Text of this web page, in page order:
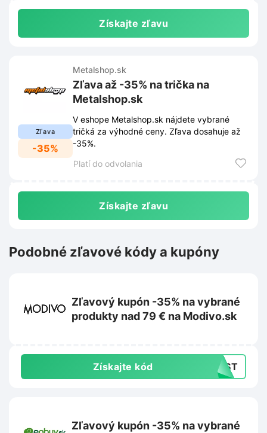
Získajte zľavu
Zľava
-35%
Metalshop.sk
Zľava až -35% na trička na
Metalshop.sk
V eshope Metalshop.sk nájdete vybrané
tričká za výhodné ceny. Zľava dosahuje až
-35%.
Platí do odvolania
Získajte zľavu
Podobné zľavové kódy a kupóny
Zľavový kupón -35% na vybrané
produkty nad 79 € na Modivo.sk
Získajte kód LAST
Zľavový kupón -35% na vybrané